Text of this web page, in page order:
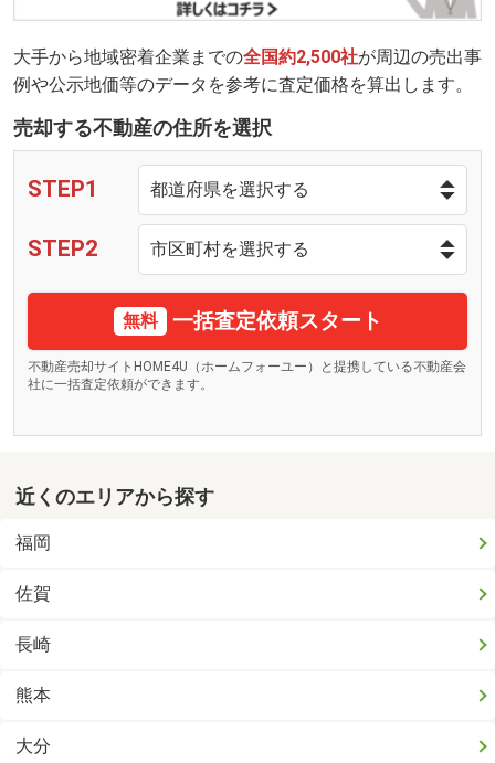
大手から地域密着企業までの全国約2,500社が周辺の売出事
例や公示地価等のデータを参考に査定価格を算出します。
売却する不動産の住所を選択
STEP1
STEP2
無料 一括査定依頼スタート
不動産売却サイトHOME4U（ホームフォーユー）と提携している不動産会
社に一括査定依頼ができます。
近くのエリアから探す
福岡
佐賀
長崎
熊本
大分